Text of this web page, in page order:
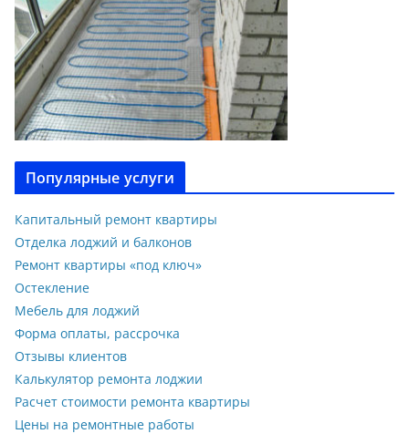
Популярные услуги
Капитальный ремонт квартиры
Отделка лоджий и балконов
Ремонт квартиры «под ключ»
Остекление
Мебель для лоджий
Форма оплаты, рассрочка
Отзывы клиентов
Калькулятор ремонта лоджии
Расчет стоимости ремонта квартиры
Цены на ремонтные работы